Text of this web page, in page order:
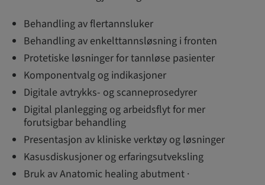
Behandling av flertannsluker
Behandling av enkelttannsløsning i fronten
Protetiske løsninger for tannløse pasienter
Komponentvalg og indikasjoner
Digitale avtrykks- og scanneprosedyrer
Digital planlegging og arbeidsflyt for mer
forutsigbar behandling
Presentasjon av kliniske verktøy og løsninger
Kasusdiskusjoner og erfaringsutveksling
Bruk av Anatomic healing abutment ·